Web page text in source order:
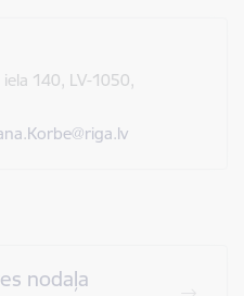
140, LV-1050,
nodaļa